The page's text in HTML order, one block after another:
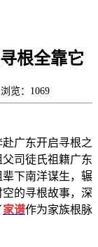
根全靠它
浏览：1069
广东开启寻根之
司徒氏祖籍广东
下南洋谋生，辗
的寻根故事，深
家谱作为家族根脉